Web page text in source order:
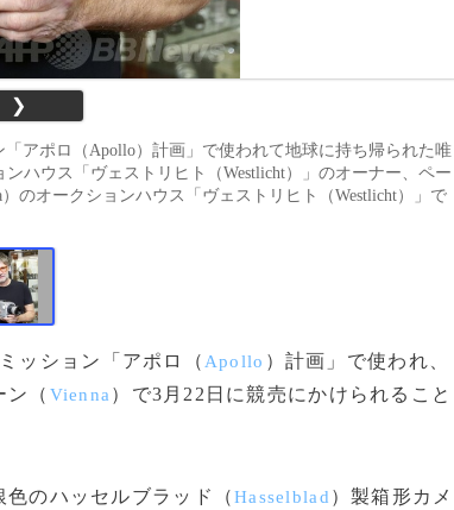
❯
アポロ（Apollo）計画」で使われて地球に持ち帰られた唯
ハウス「ヴェストリヒト（Westlicht）」のオーナー、ペー
のオークションハウス「ヴェストリヒト（Westlicht）」で
ッション「アポロ（ Apollo ）計画」で使われ、
ン（ Vienna ）で3月22日に競売にかけられること
のハッセルブラッド（Hasselblad ）製箱形カメ